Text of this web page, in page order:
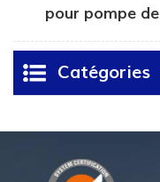
pour pompe de
fracturation
Catégories